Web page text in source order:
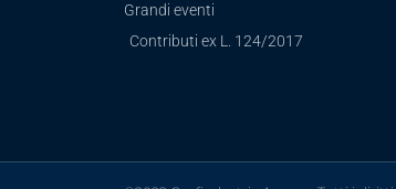
Grandi eventi
Contributi ex L. 124/2017